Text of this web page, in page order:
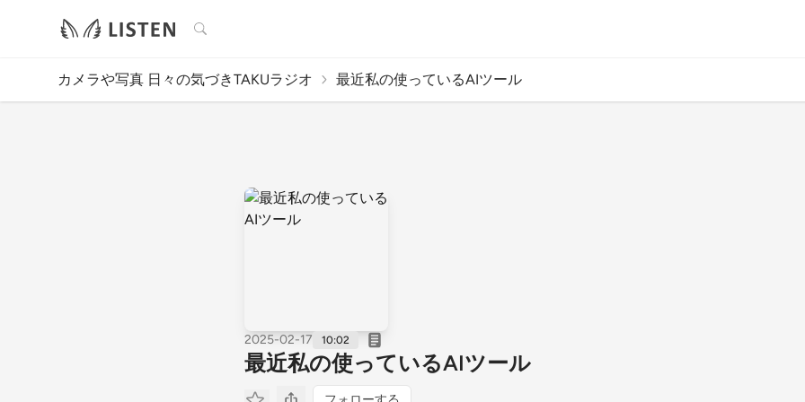
検索
カメラや写真 日々の気づきTAKUラジオ 最近私の使っているAIツール
2025-02-17 10:02
最近私の使っているAIツール